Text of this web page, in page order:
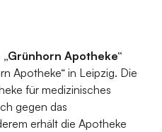
Apotheke“
Apotheke“ in Leipzig. Die
für medizinisches
gegen das
erhält die Apotheke